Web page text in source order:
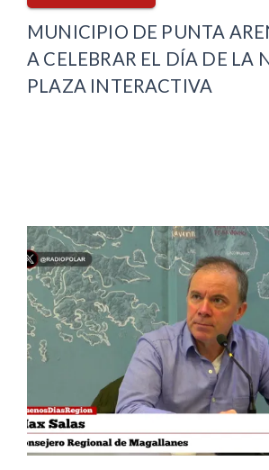
MUNICIPIO DE PUNTA
A CELEBRAR EL DÍA DE LA
PLAZA INTERACTIVA